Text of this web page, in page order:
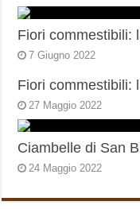
Fiori commestibili:
7 Giugno 2022
Fiori commestibili:
27 Maggio 2022
Ciambelle di San
24 Maggio 2022